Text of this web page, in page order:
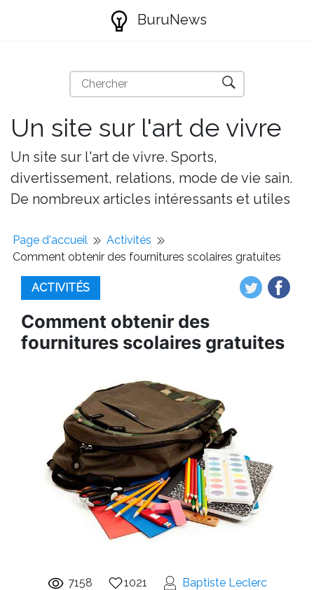
BuruNews
Un site sur l'art de vivre
Un site sur l'art de vivre. Sports,
divertissement, relations, mode de vie sain.
De nombreux articles intéressants et utiles
Page d'accueil
Activités
Comment obtenir des fournitures scolaires gratuites
ACTIVITÉS
Comment obtenir des
fournitures scolaires gratuites
7158 1021 Baptiste Leclerc